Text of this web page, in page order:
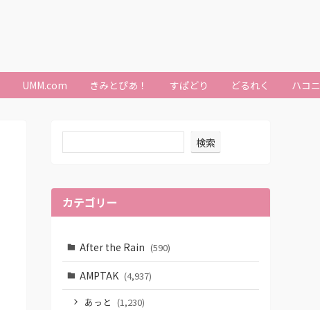
UMM.com きみとぴあ！ すぱどり どるれく ハコ
検索
カテゴリー
After the Rain (590)
AMPTAK (4,937)
あっと (1,230)